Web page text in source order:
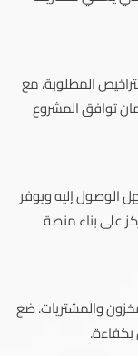
المطلوبة، مع
توافق المشروع
الوصول إليه ويوفر
على بناء منصة
والمشتريات. ضع